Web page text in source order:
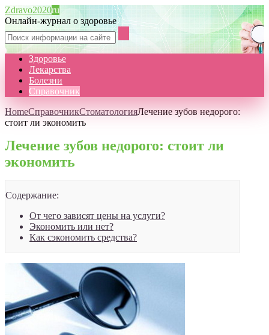
Zdravo2020ru
Онлайн-журнал о здоровье
Здоровье
Лекарства
Болезни
Справочник
HomeСправочникСтоматологияЛечение зубов недорого:
стоит ли экономить
Лечение зубов недорого: стоит ли
экономить
Содержание:
От чего зависят цены на услуги?
Экономить или нет?
Как сэкономить средства?